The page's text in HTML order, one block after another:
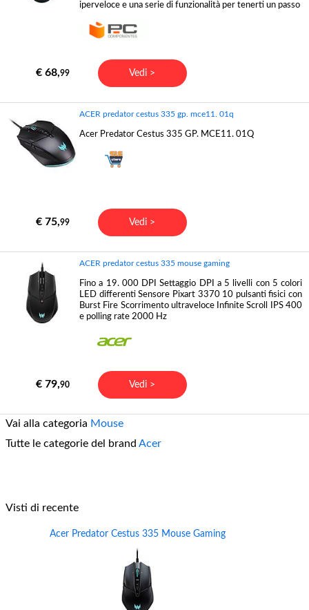
iperveloce e una serie di funzionalità per tenerti un passo
€ 68,99 Vedi >
ACER predator cestus 335 gp. mce11. 01q
Acer Predator Cestus 335 GP. MCE11. 01Q
€ 75,99 Vedi >
ACER predator cestus 335 mouse gaming
Fino a 19. 000 DPI Settaggio DPI a 5 livelli con 5 colori
LED differenti Sensore Pixart 3370 10 pulsanti fisici con
Burst Fire Scorrimento ultraveloce Infinite Scroll IPS 400
e polling rate 2000 Hz
€ 79,90 Vedi >
Vai alla categoria Mouse
Tutte le categorie del brand Acer
Visti di recente
Acer Predator Cestus 335 Mouse Gaming